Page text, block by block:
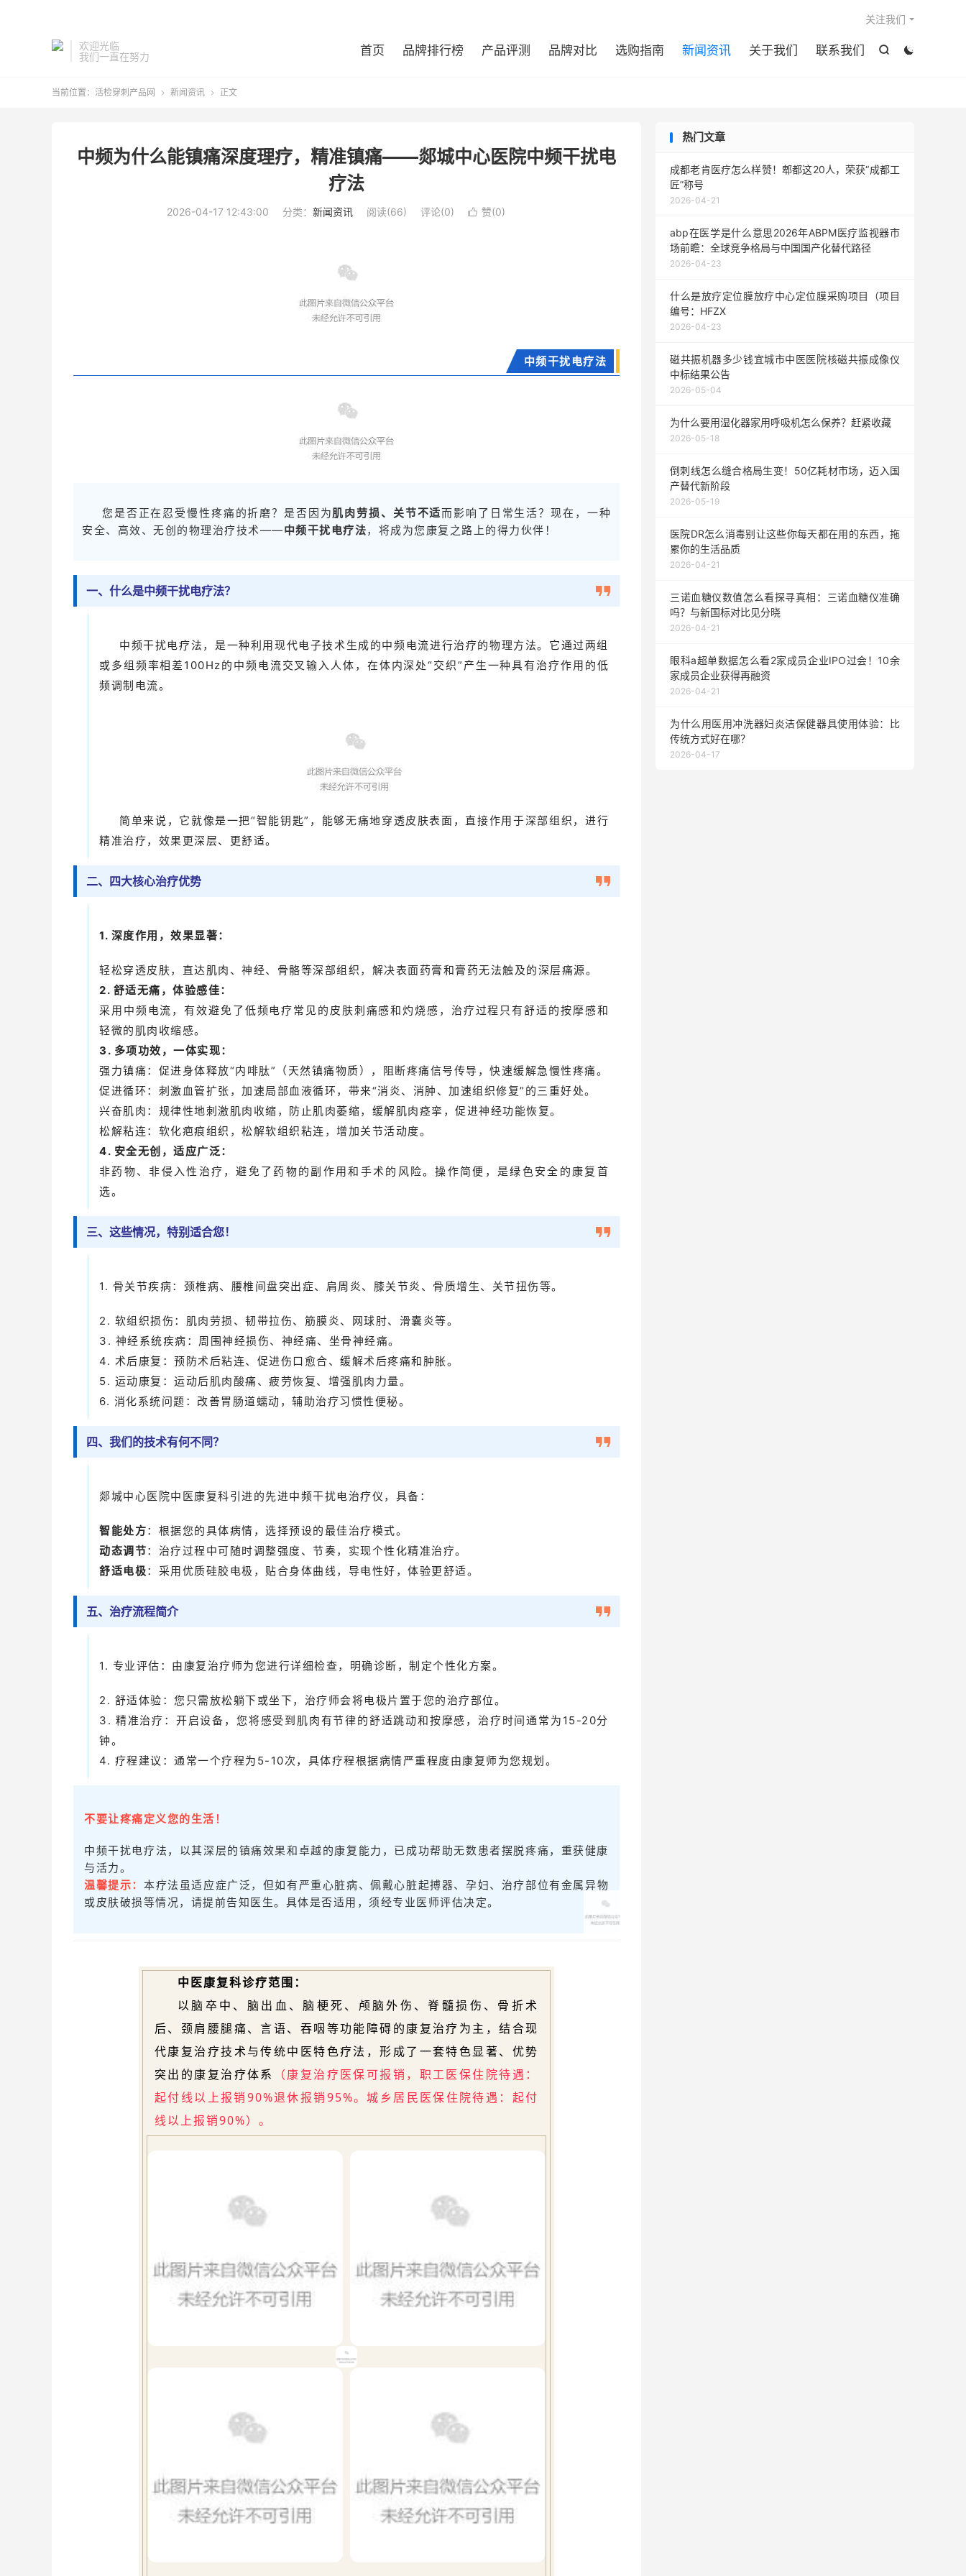
欢迎光临
我们一直在努力


首页 品牌排行榜 产品评测 品牌对比 选购指南 新闻资讯 关于我们 联系我们
关注我们
当前位置： 活检穿刺产品网  新闻资讯  正文
中频为什么能镇痛深度理疗，精准镇痛——郯城中心医院中频干扰电
疗法
2026-04-17 12:43:00 分类： 新闻资讯 阅读(66) 评论(0)  赞(0)
中频干扰电疗法
您是否正在忍受慢性疼痛的折磨？是否因为肌肉劳损、关节不适而影响了日常生活？现在，一种
安全、高效、无创的物理治疗技术——中频干扰电疗法，将成为您康复之路上的得力伙伴！
一、什么是中频干扰电疗法？
中频干扰电疗法，是一种利用现代电子技术生成的中频电流进行治疗的物理方法。它通过两组
或多组频率相差100Hz的中频电流交叉输入人体，在体内深处“交织”产生一种具有治疗作用的低
频调制电流。
简单来说，它就像是一把“智能钥匙”，能够无痛地穿透皮肤表面，直接作用于深部组织，进行
精准治疗，效果更深层、更舒适。
二、四大核心治疗优势
1. 深度作用，效果显著：
轻松穿透皮肤，直达肌肉、神经、骨骼等深部组织，解决表面药膏和膏药无法触及的深层痛源。
2. 舒适无痛，体验感佳：
采用中频电流，有效避免了低频电疗常见的皮肤刺痛感和灼烧感，治疗过程只有舒适的按摩感和
轻微的肌肉收缩感。
3. 多项功效，一体实现：
强力镇痛：促进身体释放“内啡肽”（天然镇痛物质），阻断疼痛信号传导，快速缓解急慢性疼痛。
促进循环：刺激血管扩张，加速局部血液循环，带来“消炎、消肿、加速组织修复”的三重好处。
兴奋肌肉：规律性地刺激肌肉收缩，防止肌肉萎缩，缓解肌肉痉挛，促进神经功能恢复。
松解粘连：软化疤痕组织，松解软组织粘连，增加关节活动度。
4. 安全无创，适应广泛：
非药物、非侵入性治疗，避免了药物的副作用和手术的风险。操作简便，是绿色安全的康复首
选。
三、这些情况，特别适合您！
1. 骨关节疾病：颈椎病、腰椎间盘突出症、肩周炎、膝关节炎、骨质增生、关节扭伤等。
2. 软组织损伤：肌肉劳损、韧带拉伤、筋膜炎、网球肘、滑囊炎等。
3. 神经系统疾病：周围神经损伤、神经痛、坐骨神经痛。
4. 术后康复：预防术后粘连、促进伤口愈合、缓解术后疼痛和肿胀。
5. 运动康复：运动后肌肉酸痛、疲劳恢复、增强肌肉力量。
6. 消化系统问题：改善胃肠道蠕动，辅助治疗习惯性便秘。
四、我们的技术有何不同？
郯城中心医院中医康复科引进的先进中频干扰电治疗仪，具备：
智能处方：根据您的具体病情，选择预设的最佳治疗模式。
动态调节：治疗过程中可随时调整强度、节奏，实现个性化精准治疗。
舒适电极：采用优质硅胶电极，贴合身体曲线，导电性好，体验更舒适。
五、治疗流程简介
1. 专业评估：由康复治疗师为您进行详细检查，明确诊断，制定个性化方案。
2. 舒适体验：您只需放松躺下或坐下，治疗师会将电极片置于您的治疗部位。
3. 精准治疗：开启设备，您将感受到肌肉有节律的舒适跳动和按摩感，治疗时间通常为15-20分
钟。
4. 疗程建议：通常一个疗程为5-10次，具体疗程根据病情严重程度由康复师为您规划。
不要让疼痛定义您的生活！
中频干扰电疗法，以其深层的镇痛效果和卓越的康复能力，已成功帮助无数患者摆脱疼痛，重获健康
与活力。
温馨提示： 本疗法虽适应症广泛，但如有严重心脏病、佩戴心脏起搏器、孕妇、治疗部位有金属异物
或皮肤破损等情况，请提前告知医生。具体是否适用，须经专业医师评估决定。
中医康复科诊疗范围：
以脑卒中、脑出血、脑梗死、颅脑外伤、脊髓损伤、骨折术
后、颈肩腰腿痛、言语、吞咽等功能障碍的康复治疗为主，结合现
代康复治疗技术与传统中医特色疗法，形成了一套特色显著、优势
突出的康复治疗体系
（康复治疗医保可报销，职工医保住院待遇：
起付线以上报销90%退休报销95%。城乡居民医保住院待遇：起付
线以上报销90%） 。
热门文章
成都老肯医疗怎么样赞！郫都这20人，荣获“成都工
匠”称号
2026-04-21
abp在医学是什么意思2026年ABPM医疗监视器市
场前瞻：全球竞争格局与中国国产化替代路径
2026-04-23
什么是放疗定位膜放疗中心定位膜采购项目（项目
编号：HFZX
2026-04-23
磁共振机器多少钱宜城市中医医院核磁共振成像仪
中标结果公告
2026-05-04
为什么要用湿化器家用呼吸机怎么保养？赶紧收藏
2026-05-18
倒刺线怎么缝合格局生变！50亿耗材市场，迈入国
产替代新阶段
2026-05-19
医院DR怎么消毒别让这些你每天都在用的东西，拖
累你的生活品质
2026-04-21
三诺血糖仪数值怎么看探寻真相：三诺血糖仪准确
吗？与新国标对比见分晓
2026-04-21
眼科a超单数据怎么看2家成员企业IPO过会！10余
家成员企业获得再融资
2026-04-21
为什么用医用冲洗器妇炎洁保健器具使用体验：比
传统方式好在哪？
2026-04-17